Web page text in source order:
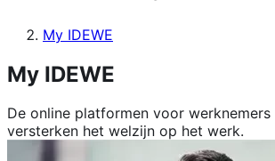
My IDEWE
My IDEWE
De online platformen voor
versterken het welzijn op het werk.